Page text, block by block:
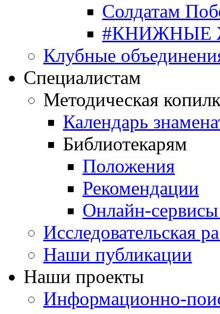
Солдатам
#КНИЖНЫЕ
Клубные
Специалистам
Методическая
Календарь
Библиотекарям
Положения
Рекомендации
Онлайн-сервисы
Исследовательская
Наши публикации
Наши проекты
Информационно-